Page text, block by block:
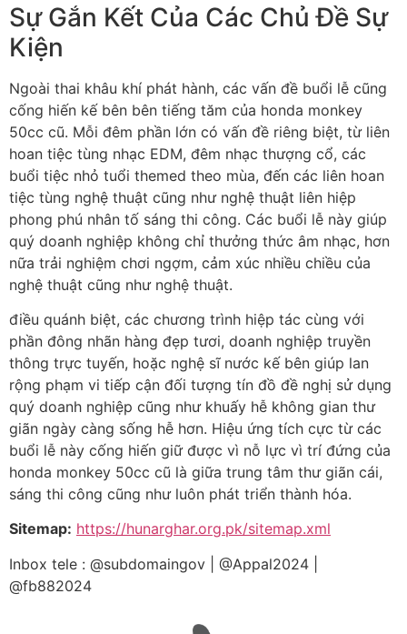
Sự Gắn Kết Của Các Chủ Đề Sự
Kiện
Ngoài thai khâu khí phát hành, các vấn đề buổi lễ cũng
cống hiến kế bên bên tiếng tăm của honda monkey
50cc cũ. Mỗi đêm phần lớn có vấn đề riêng biệt, từ liên
hoan tiệc tùng nhạc EDM, đêm nhạc thượng cổ, các
buổi tiệc nhỏ tuổi themed theo mùa, đến các liên hoan
tiệc tùng nghệ thuật cũng như nghệ thuật liên hiệp
phong phú nhân tố sáng thi công. Các buổi lễ này giúp
quý doanh nghiệp không chỉ thưởng thức âm nhạc, hơn
nữa trải nghiệm chơi ngợm, cảm xúc nhiều chiều của
nghệ thuật cũng như nghệ thuật.
điều quánh biệt, các chương trình hiệp tác cùng với
phần đông nhãn hàng đẹp tươi, doanh nghiệp truyền
thông trực tuyến, hoặc nghệ sĩ nước kế bên giúp lan
rộng phạm vi tiếp cận đối tượng tín đồ đề nghị sử dụng
quý doanh nghiệp cũng như khuấy hễ không gian thư
giãn ngày càng sống hễ hơn. Hiệu ứng tích cực từ các
buổi lễ này cống hiến giữ được vì nỗ lực vì trí đứng của
honda monkey 50cc cũ là giữa trung tâm thư giãn cái,
sáng thi công cũng như luôn phát triển thành hóa.
Sitemap: https://hunarghar.org.pk/sitemap.xml
Inbox tele : @subdomaingov | @Appal2024 |
@fb882024